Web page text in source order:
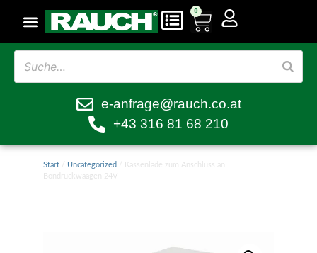
0
e-anfrage@rauch.co.at
+43 316 81 68 210
Start/ Uncategorized / Kassenlade zum Anschluss an
Bondruckwaagen 24V